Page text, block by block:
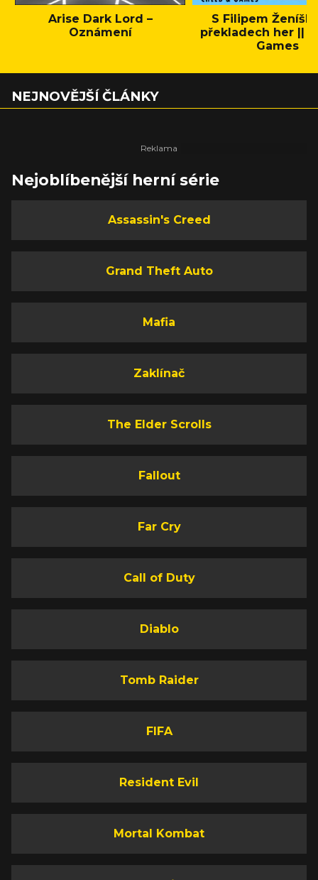
Arise Dark Lord –
Oznámení
S Filipem
překladech her ||
Games
NEJNOVĚJŠÍ ČLÁNKY
Nejoblíbenější herní série
Assassin's Creed
Grand Theft Auto
Mafia
Zaklínač
The Elder Scrolls
Fallout
Far Cry
Call of Duty
Diablo
Tomb Raider
FIFA
Resident Evil
Mortal Kombat